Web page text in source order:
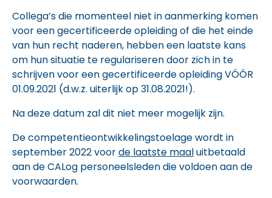
Collega’s die momenteel niet in aanmerking komen
voor een gecertificeerde opleiding of die het einde
van hun recht naderen, hebben een laatste kans
om hun situatie te regulariseren door zich in te
schrijven voor een gecertificeerde opleiding VÓÓR
01.09.2021 (d.w.z. uiterlijk op 31.08.2021!).
Na deze datum zal dit niet meer mogelijk zijn.
De competentieontwikkelingstoelage wordt in
september 2022 voorde laatste maaluitbetaald
aan de CALog personeelsleden die voldoen aan de
voorwaarden.